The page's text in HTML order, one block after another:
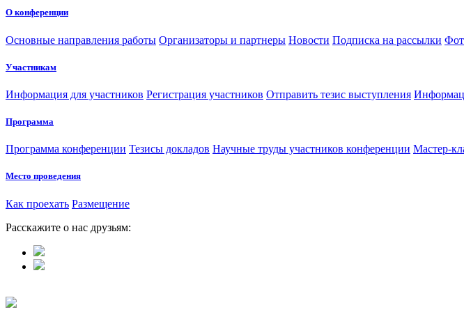
О конференции
Основные направления работы Организаторы и партнеры Новости Подписка на рассылки
Участникам
Информация для участников Регистрация участников Отправить тезис выступления
Программа
Программа конференции Тезисы докладов Научные труды участников конференции Мастер-
Место проведения
Как проехать Размещение
Расскажите о нас друзьям: